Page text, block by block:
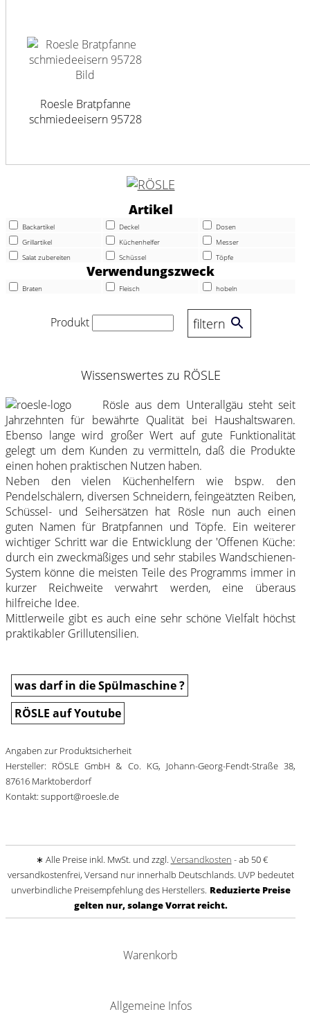
Roesle Bratpfanne
schmiedeeisern 95728
Artikel
Backartikel Deckel
Dosen
Grillartikel
Küchenhelfer
Messer
Salat zubereiten
Schüssel Töpfe
Verwendungszweck
Braten Fleisch hobeln
Produkt filtern
Wissenswertes zu RÖSLE
Rösle aus dem Unterallgäu steht seit
Jahrzehnten für bewährte Qualität bei Haushaltswaren.
Ebenso lange wird großer Wert auf gute Funktionalität
gelegt um dem Kunden zu vermitteln, daß die Produkte
einen hohen praktischen Nutzen haben.
Neben den vielen Küchenhelfern wie bspw. den
Pendelschälern, diversen Schneidern, feingeätzten Reiben,
Schüssel- und Seihersätzen hat Rösle nun auch einen
guten Namen für Bratpfannen und Töpfe. Ein weiterer
wichtiger Schritt war die Entwicklung der 'Offenen Küche:
durch ein zweckmäßiges und sehr stabiles Wandschienen-
System könne die meisten Teile des Programms immer in
kurzer Reichweite verwahrt werden, eine überaus
hilfreiche Idee.
Mittlerweile gibt es auch eine sehr schöne Vielfalt höchst
praktikabler Grillutensilien.
was darf in die Spülmaschine ?
RÖSLE auf Youtube
Angaben zur Produktsicherheit
Hersteller: RÖSLE GmbH & Co. KG, Johann-Georg-Fendt-Straße 38,
87616 Marktoberdorf
Kontakt: support@roesle.de
∗ Alle Preise inkl. MwSt. und zzgl. Versandkosten - ab 50 €
versandkostenfrei, Versand nur innerhalb Deutschlands. UVP bedeutet
unverbindliche Preisempfehlung des Herstellers. Reduzierte Preise
gelten nur, solange Vorrat reicht.
Warenkorb
Allgemeine Infos